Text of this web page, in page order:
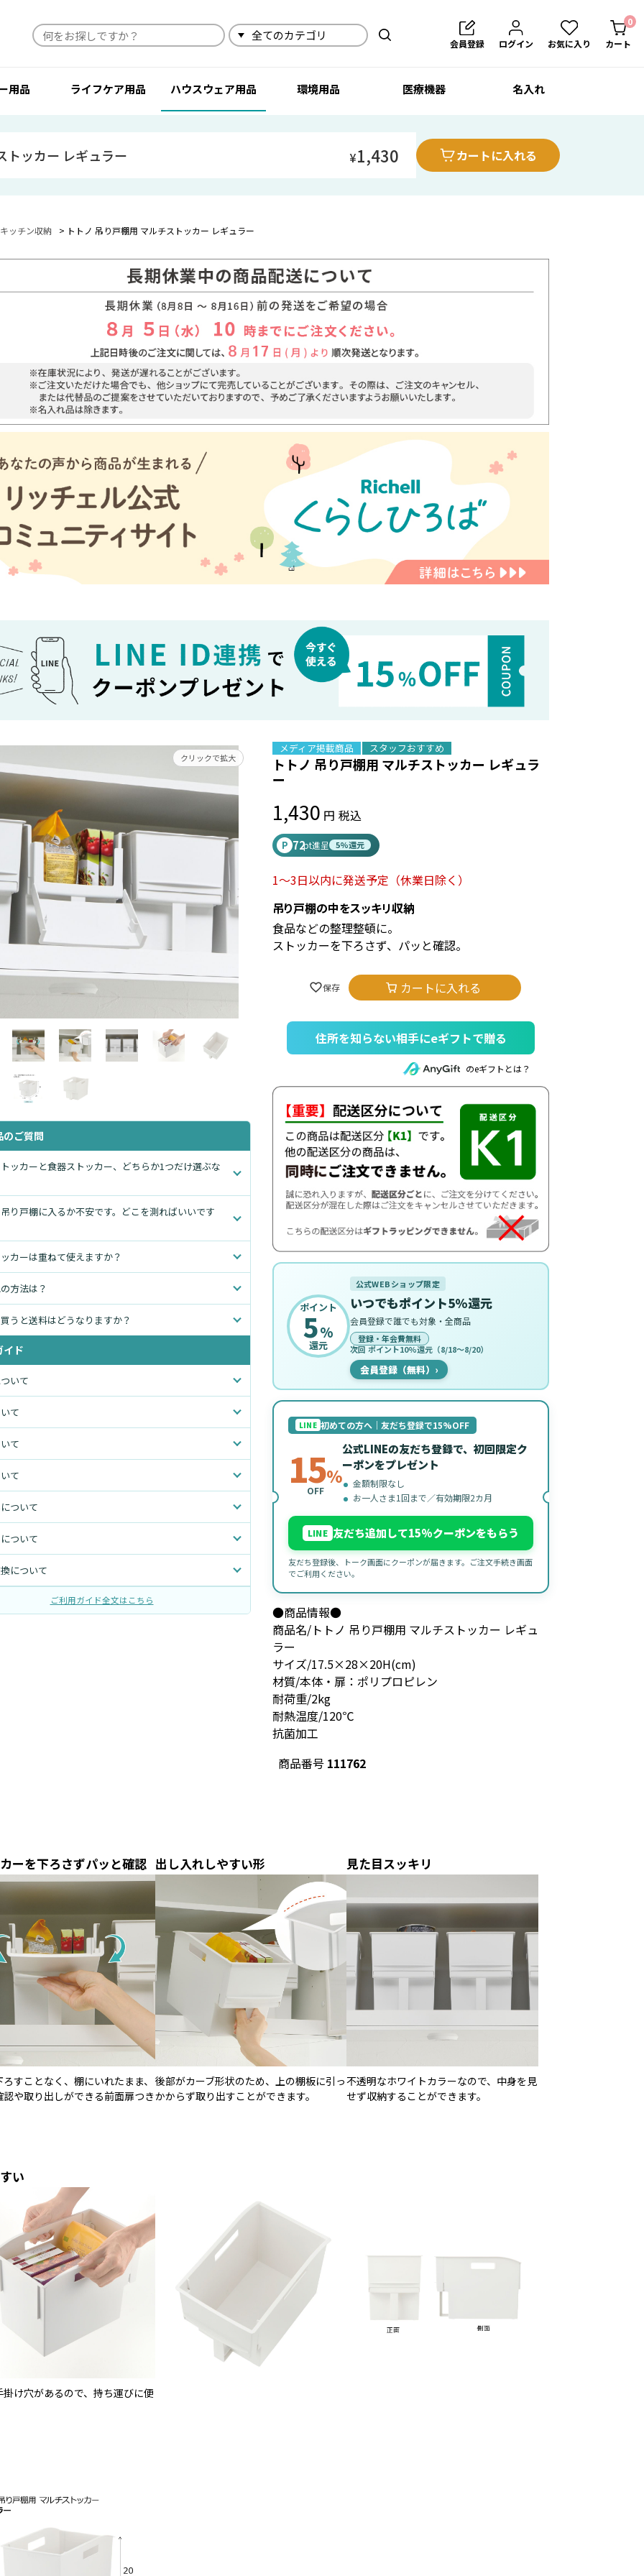
検索 会員登録 ログイン お気に入り カート
0
用品 ライフケア用品 ハウスウェア用品 環境用品 医療機器 名入れ
トッカー レギュラー ¥1,430 カートに入れる
キッチン収納 トトノ 吊り戸棚用 マルチストッカー レギュラー
クリックで拡大
のご質問
ッカーと食器ストッカー、どちらか1つだけ選ぶな
り戸棚に入るか不安です。どこを測ればいいです
カーは重ねて使えますか？
方法は？
うと送料はどうなりますか？
イド
いて
て
て
て
ついて
ついて
について
ご利用ガイド全文はこちら
メディア掲載商品 スタッフおすすめ
トトノ 吊り戸棚用 マルチストッカー レギュラ
ー
1,430 税込
P 72pt進呈 5%還元
1～3日以内に発送予定 （休業日除く）
吊り戸棚の中をスッキリ収納
食品などの整理整頓に。
ストッカーを下ろさず、パッと確認。
カートに入れる
住所を知らない相手にeギフトで贈る
のeギフトとは？
ポイント
5%
還元
公式WEBショップ限定
いつでもポイント5%還元
会員登録で誰でも対象・全商品
登録・年会費無料
次回 ポイント10%還元（8/18〜8/20）
会員登録（無料） ›
LINE 初めての方へ｜友だち登録で15%OFF
15%
OFF
公式LINEの友だち登録で、初回限定ク
ーポンをプレゼント
金額制限なし
お一人さま1回まで／有効期限2カ月
LINE 友だち追加して15%クーポンをもらう
友だち登録後、トーク画面にクーポンが届きます。ご注文手続き画面
でご利用ください。
●商品情報●
商品名/トトノ 吊り戸棚用 マルチストッカー レギュ
ラー
サイズ/17.5×28×20H(cm)
材質/本体・扉：ポリプロピレン
耐荷重/2kg
耐熱温度/120℃
抗菌加工
商品番号 111762
ーを下ろさずパッと確認
すことなく、棚にいれたまま、
認や取り出しができる前面扉つき
出し入れしやすい形
後部がカーブ形状のため、上の棚板に引っ
かからず取り出すことができます。
見た目スッキリ
不透明なホワイトカラーなので、中身を見
せず収納することができます。
い
掛け穴があるので、持ち運びに便